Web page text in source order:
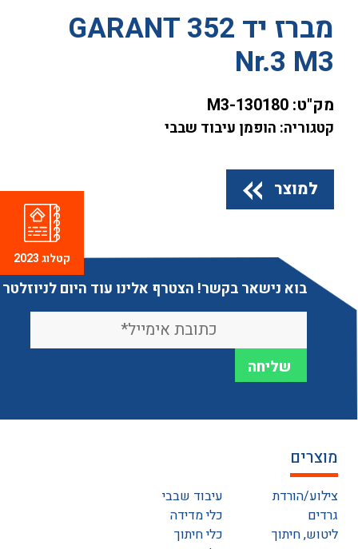
מברז יד GARANT 352
Nr.3 M3
מק"ט: 130180-M3
קטגוריה: הופמן עיבוד שבבי
למוצר
בוא נישאר בקשר! הצטרף אלינו עוד היום לניוזלטר
מוצרים
צילוע/הורדת
גרדים
ליטוש, חיתוך
עיבוד שבבי
כלי מדידה
כלי חיתוך
קטלוג 2023